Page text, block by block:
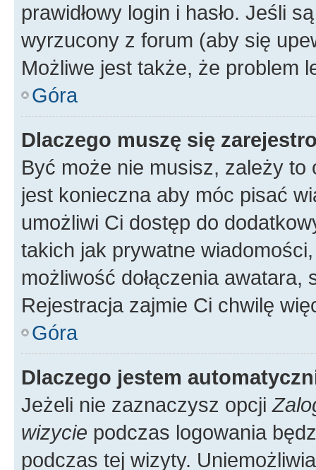
prawidłowy login i hasło. Jeśli
wyrzucony z forum (aby się
Możliwe jest także, że problem
Góra
Dlaczego muszę się
Być może nie musisz, zależy
jest konieczna aby móc pisać
umożliwi Ci dostęp do
takich jak prywatne
możliwość dołączenia
Rejestracja zajmie Ci chwilę
Góra
Dlaczego jestem
Jeżeli nie zaznaczysz opcji
wizycie podczas logowania
podczas tej wizyty.